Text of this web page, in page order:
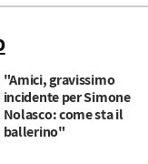
"Amici, gravissimo
incidente per Simone
Nolasco: come sta il
ballerino"